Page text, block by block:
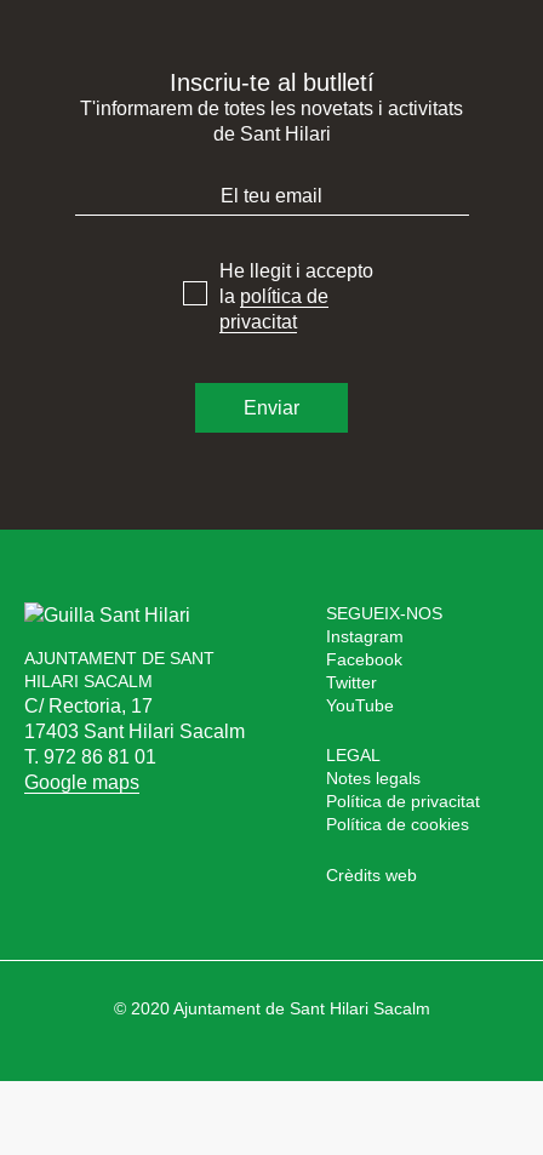
Inscriu-te al butlletí
T'informarem de totes les novetats i activitats
de Sant Hilari
He llegit i accepto
la política de
privacitat
AJUNTAMENT DE SANT
HILARI SACALM
C/ Rectoria, 17
17403 Sant Hilari Sacalm
T. 972 86 81 01
Google maps
SEGUEIX-NOS
Instagram
Facebook
Twitter
YouTube
LEGAL
Notes legals
Política de privacitat
Política de cookies
Crèdits web
© 2020 Ajuntament de Sant Hilari Sacalm